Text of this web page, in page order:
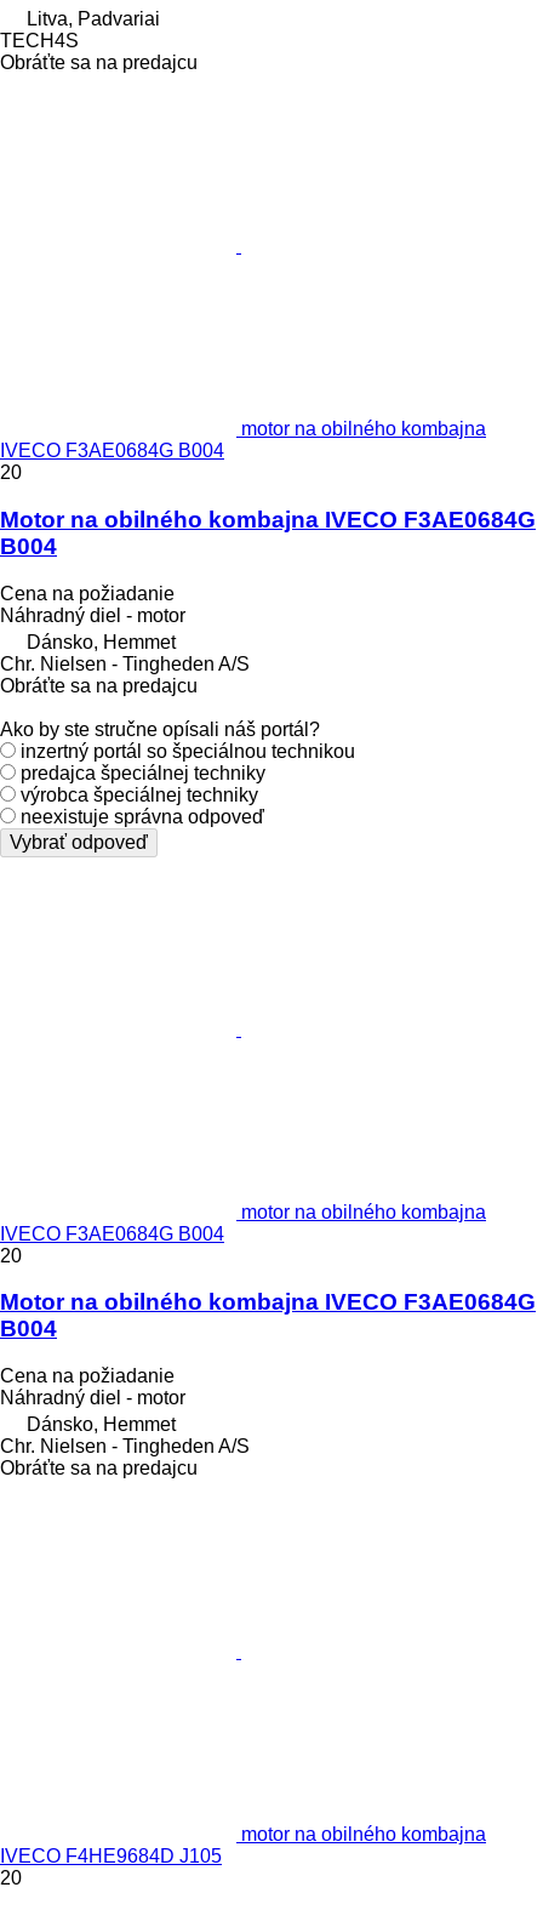
Litva, Padvariai
TECH4S
Obráťte sa na predajcu
motor na obilného kombajna
IVECO F3AE0684G B004
20
Motor na obilného kombajna IVECO F3AE0684G
B004
Cena na požiadanie
Náhradný diel - motor
Dánsko, Hemmet
Chr. Nielsen - Tingheden A/S
Obráťte sa na predajcu
Ako by ste stručne opísali náš portál?
inzertný portál so špeciálnou technikou
predajca špeciálnej techniky
výrobca špeciálnej techniky
neexistuje správna odpoveď
Vybrať odpoveď
motor na obilného kombajna
IVECO F3AE0684G B004
20
Motor na obilného kombajna IVECO F3AE0684G
B004
Cena na požiadanie
Náhradný diel - motor
Dánsko, Hemmet
Chr. Nielsen - Tingheden A/S
Obráťte sa na predajcu
motor na obilného kombajna
IVECO F4HE9684D J105
20